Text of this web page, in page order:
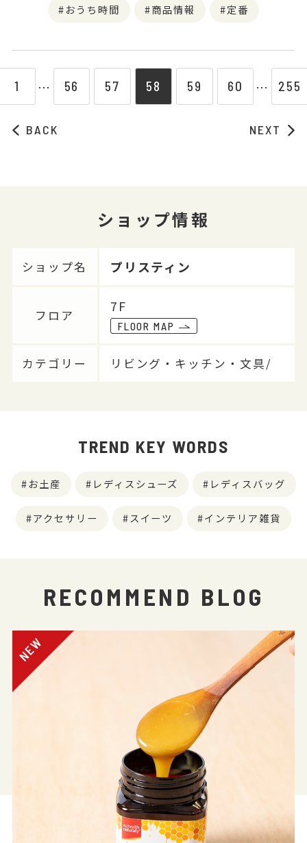
おうち時間 商品情報 定番
BACK
1 ⋯ 56 57 58 59 60 ⋯ 255
NEXT
ショップ情報
ショップ名 プリスティン
フロア
7F
FLOOR MAP
カテゴリー リビング・キッチン・文具/
TREND KEY WORDS
お土産 レディスシューズ レディスバッグ
アクセサリー スイーツ インテリア雑貨
RECOMMEND BLOG